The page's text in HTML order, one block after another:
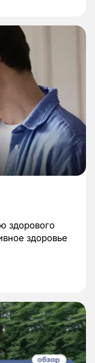
здорового
здоровье